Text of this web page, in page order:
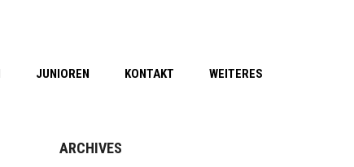
JUNIOREN KONTAKT WEITERES
ARCHIVES